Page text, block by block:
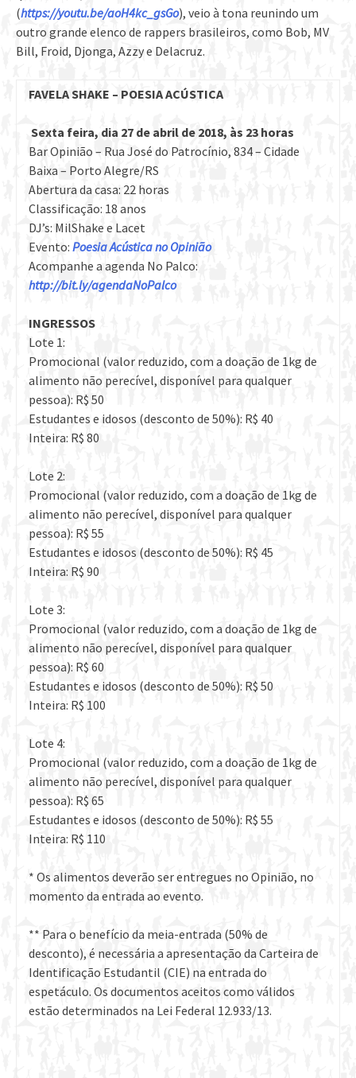
(https://youtu.be/aoH4kc_gsGo), veio à tona reunindo um
outro grande elenco de rappers brasileiros, como Bob, MV
Bill, Froid, Djonga, Azzy e Delacruz.
FAVELA SHAKE – POESIA ACÚSTICA
Sexta feira, dia 27 de abril de 2018, às 23 horas
Bar Opinião – Rua José do Patrocínio, 834 – Cidade
Baixa – Porto Alegre/RS
Abertura da casa: 22 horas
Classificação: 18 anos
DJ’s: MilShake e Lacet
Evento: Poesia Acústica no Opinião
Acompanhe a agenda No Palco:
http://bit.ly/agendaNoPalco
INGRESSOS
Lote 1:
Promocional (valor reduzido, com a doação de 1kg de
alimento não perecível, disponível para qualquer
pessoa): R$ 50
Estudantes e idosos (desconto de 50%): R$ 40
Inteira: R$ 80
Lote 2:
Promocional (valor reduzido, com a doação de 1kg de
alimento não perecível, disponível para qualquer
pessoa): R$ 55
Estudantes e idosos (desconto de 50%): R$ 45
Inteira: R$ 90
Lote 3:
Promocional (valor reduzido, com a doação de 1kg de
alimento não perecível, disponível para qualquer
pessoa): R$ 60
Estudantes e idosos (desconto de 50%): R$ 50
Inteira: R$ 100
Lote 4:
Promocional (valor reduzido, com a doação de 1kg de
alimento não perecível, disponível para qualquer
pessoa): R$ 65
Estudantes e idosos (desconto de 50%): R$ 55
Inteira: R$ 110
* Os alimentos deverão ser entregues no Opinião, no
momento da entrada ao evento.
** Para o benefício da meia-entrada (50% de
desconto), é necessária a apresentação da Carteira de
Identificação Estudantil (CIE) na entrada do
espetáculo. Os documentos aceitos como válidos
estão determinados na Lei Federal 12.933/13.